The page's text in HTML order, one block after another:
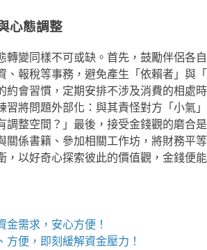
心態調整
轉變同樣不可或缺。首先，鼓勵伴侶
、報稅等事務，避免產生「依賴者」與
約會習慣，定期安排不涉及消費的相處
習將問題外部化：與其責怪對方「小氣
調整空間？」最後，接受金錢觀的磨合
關係書籍、參加相關工作坊，將財務平
，以好奇心探索彼此的價值觀，金錢便
需求，安心方便！
方便，即刻緩解資金壓力！